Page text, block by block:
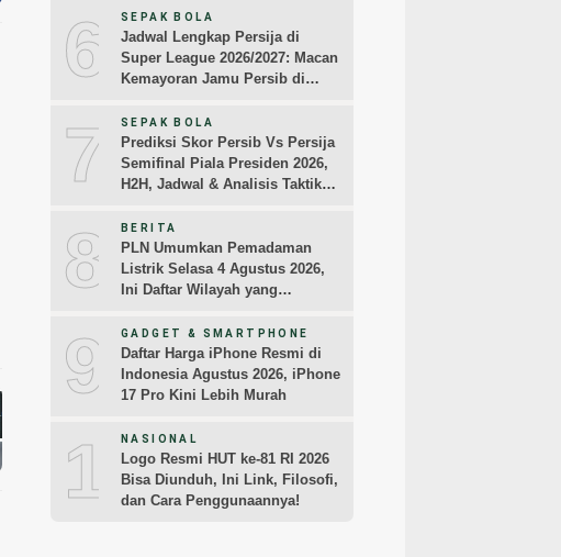
6 SEPAK BOLA
Jadwal Lengkap Persija di
Super League 2026/2027: Macan
Kemayoran Jamu Persib di
7 SEPAK BOLA
Prediksi Skor Persib Vs Persija
Semifinal Piala Presiden 2026,
H2H, Jadwal & Analisis Taktik
8 BERITA
PLN Umumkan Pemadaman
Listrik Selasa 4 Agustus 2026,
Ini Daftar Wilayah yang
9 GADGET & SMARTPHONE
Daftar Harga iPhone Resmi di
Indonesia Agustus 2026, iPhone
17 Pro Kini Lebih Murah
10NASIONAL
Logo Resmi HUT ke-81 RI 2026
Bisa Diunduh, Ini Link, Filosofi,
dan Cara Penggunaannya!